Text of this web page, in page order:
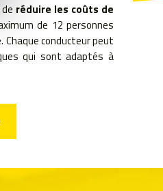
réduire les coûts de
de 12 personnes
conducteur peut
qui sont adaptés à